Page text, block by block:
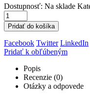
Dostupnosť: Na sklade
Pridať do košíka
Facebook Twitter LinkedIn
Pridať k obľúbeným
Popis
Recenzie (0)
Otázky a odpovede